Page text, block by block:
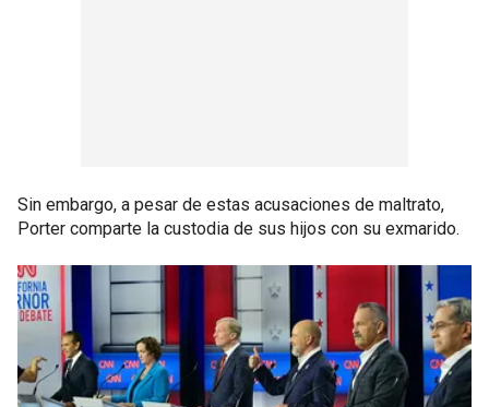
Sin embargo, a pesar de estas acusaciones de maltrato,
Porter comparte la custodia de sus hijos con su exmarido.